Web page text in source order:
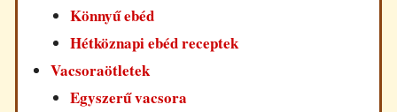
Könnyű ebéd
Hétköznapi ebéd receptek
Vacsoraötletek
Egyszerű vacsora